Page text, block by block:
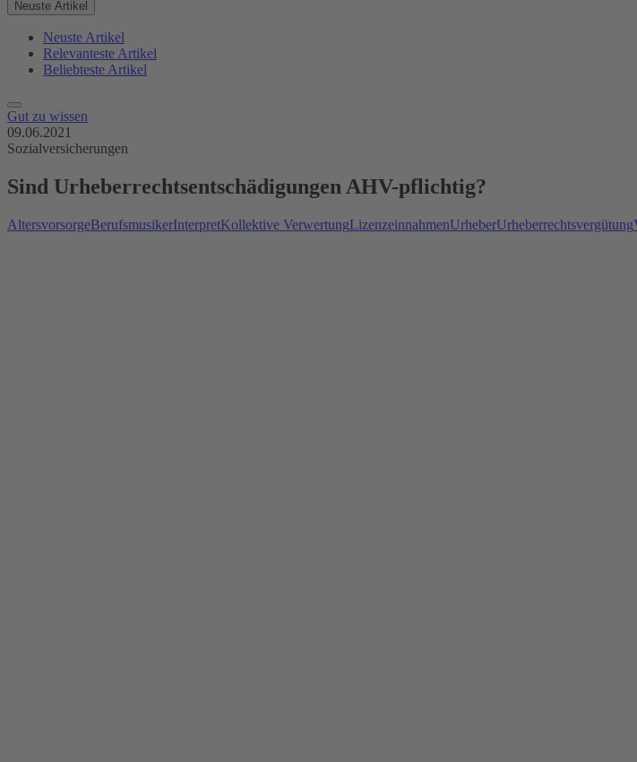
Neuste Artikel
Neuste Artikel
Relevanteste Artikel
Beliebteste Artikel
Gut zu wissen
09.06.2021
Sozialversicherungen
Sind Urheberrechtsentschädigungen AHV-pflichtig?
AltersvorsorgeBerufsmusikerInterpretKollektive VerwertungLizenzeinnahmenUrheberUrheberrechtsvergütung